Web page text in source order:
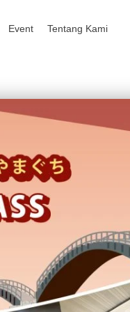
Event Tentang Kami